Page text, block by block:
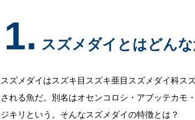
1. スズメダイとはどんな
スズメダイはスズキ目スズキ亜目スズメダイ科ス
される魚だ。別名はオセンコロシ・アブッテカモ
ジキリという。そんなスズメダイの特徴とは？